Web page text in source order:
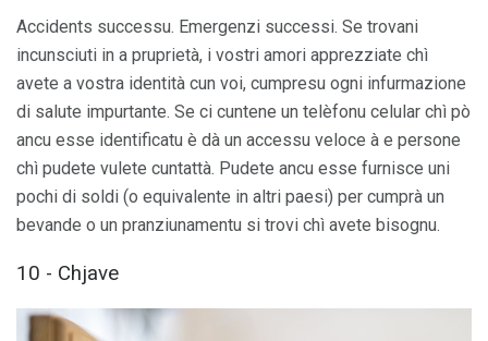
Accidents successu. Emergenzi successi. Se trovani
incunsciuti in a pruprietà, i vostri amori apprezziate chì
avete a vostra identità cun voi, cumpresu ogni infurmazione
di salute impurtante. Se ci cuntene un telèfonu celular chì pò
ancu esse identificatu è dà un accessu veloce à e persone
chì pudete vulete cuntattà. Pudete ancu esse furnisce uni
pochi di soldi (o equivalente in altri paesi) per cumprà un
bevande o un pranziunamentu si trovi chì avete bisognu.
10 - Chjave